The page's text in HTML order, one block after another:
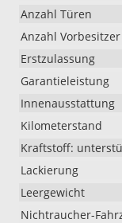
Anzahl Türen
Anzahl Vorbesitzer
Erstzulassung
Garantieleistung
Innenausstattung
Kilometerstand
Kraftstoff:
Lackierung
Leergewicht
Nichtraucher-